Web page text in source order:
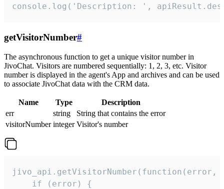
console.log('Description: ',
getVisitorNumber#
The asynchronous function to get a unique visitor number in
JivoChat. Visitors are numbered sequentially: 1, 2, 3, etc. Visitor
number is displayed in the agent's App and archives and can be used
to associate JivoChat data with the CRM data.
Name Type
Description
err
string
String that contains the error
visitorNumber integer Visitor's number
jivo_api.getVisitorNumber(function(error,
    if (error) {